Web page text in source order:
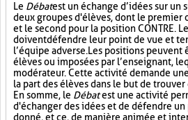
Le Débatest un échange d’idées sur un
deux groupes d'élèves, dont le premier
et le second pour la position CONTRE.
doivent défendre leur point de vue et
l’équipe adverse. Les positions peuvent
élèves ou imposées par l’enseignant,
modérateur. Cette activité demande
la part des élèves dans le but de
En somme, le Débatest une activité
d'échanger des idées et de défendre
donné, et ce, de manière animée et